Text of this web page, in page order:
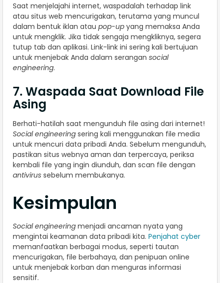
Saat menjelajahi internet, waspadalah terhadap link
atau situs web mencurigakan, terutama yang muncul
dalam bentuk iklan atau pop-up yang memaksa Anda
untuk mengklik. Jika tidak sengaja mengkliknya, segera
tutup tab dan aplikasi. Link-link ini sering kali bertujuan
untuk menjebak Anda dalam serangan social
engineering.
7. Waspada Saat Download File
Asing
Berhati-hatilah saat mengunduh file asing dari internet!
Social engineering sering kali menggunakan file media
untuk mencuri data pribadi Anda. Sebelum mengunduh,
pastikan situs webnya aman dan terpercaya, periksa
kembali file yang ingin diunduh, dan scan file dengan
antivirus sebelum membukanya.
Kesimpulan
Social engineering menjadi ancaman nyata yang
mengintai keamanan data pribadi kita. Penjahat cyber
memanfaatkan berbagai modus, seperti tautan
mencurigakan, file berbahaya, dan penipuan online
untuk menjebak korban dan menguras informasi
sensitif.